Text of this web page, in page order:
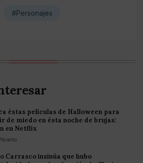
#Personajes
éstas películas de Halloween para
de miedo en ésta noche de brujas:
en Netflix
Carrasco insinúa que hubo